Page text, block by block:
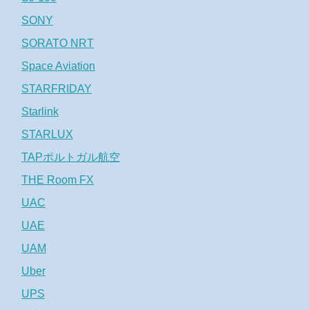
SONY
SORATO NRT
Space Aviation
STARFRIDAY
Starlink
STARLUX
TAPポルトガル航空
THE Room FX
UAC
UAE
UAM
Uber
UPS